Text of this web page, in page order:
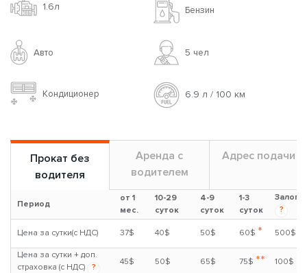
1.6л Бензин
Авто 5 чел
Кондиционер 6.9 л / 100 км
Прокат без
водителя
Аренда с
водителем
Адрес подачи
Период
от 1
мес.
10-29
суток
4-9
суток
1-3
суток
Залог
?
Цена за сутки(с НДС) 37$ 40$ 50$ 60$ * 500$
Цена за сутки + доп.
страховка (с НДС)
?
45$ 50$ 65$ 75$ ** 100$